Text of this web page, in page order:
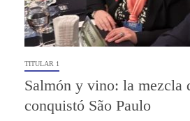
TITULAR 1
Salmón y vino: la mezcla
conquistó São Paulo